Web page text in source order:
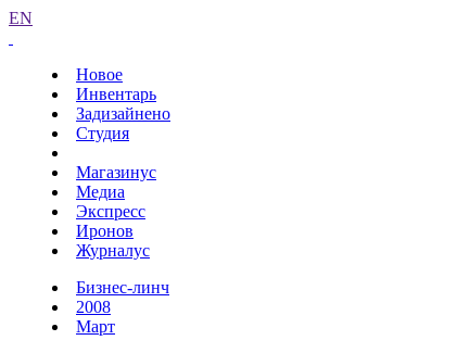
EN
Новое
Инвентарь
Задизайнено
Студия
Магазинус
Медиа
Экспресс
Иронов
Журналус
Бизнес-линч
2008
Март